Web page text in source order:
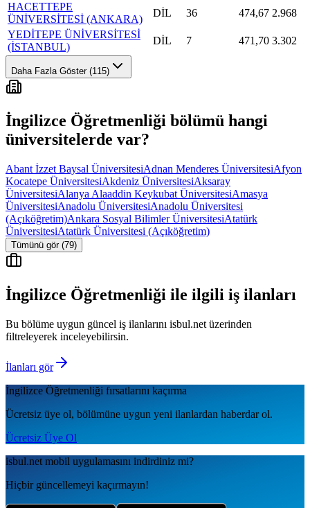
HACETTEPE
ÜNİVERSİTESİ (ANKARA)
DİL 36 474,67 2.968
YEDİTEPE ÜNİVERSİTESİ
(İSTANBUL)
DİL 7 471,70 3.302
Daha Fazla Göster (115)
İngilizce Öğretmenliği bölümü hangi
üniversitelerde var?
Abant İzzet Baysal ÜniversitesiAdnan Menderes ÜniversitesiAfyon
Kocatepe ÜniversitesiAkdeniz ÜniversitesiAksaray
ÜniversitesiAlanya Alaaddin Keykubat ÜniversitesiAmasya
ÜniversitesiAnadolu ÜniversitesiAnadolu Üniversitesi
(Açıköğretim)Ankara Sosyal Bilimler ÜniversitesiAtatürk
ÜniversitesiAtatürk Üniversitesi (Açıköğretim)
Tümünü gör (79)
İngilizce Öğretmenliği ile ilgili iş ilanları
Bu bölüme uygun güncel iş ilanlarını isbul.net üzerinden
filtreleyerek inceleyebilirsin.
İlanları gör
İngilizce Öğretmenliği fırsatlarını kaçırma
Ücretsiz üye ol, bölümüne uygun yeni ilanlardan haberdar ol.
Ücretsiz Üye Ol
isbul.net mobil uygulamаsını indirdiniz mi?
Hiçbir güncellemeyi kaçırmayın!